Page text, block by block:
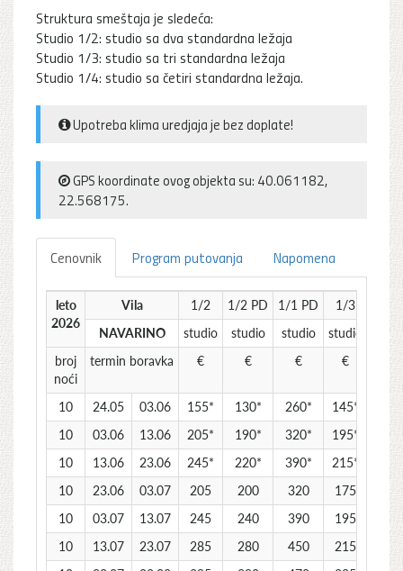
Struktura smeštaja je sledeća:
Studio 1/2: studio sa dva standardna ležaja
Studio 1/3: studio sa tri standardna ležaja
Studio 1/4: studio sa četiri standardna ležaja.
Upotreba klima uredjaja je bez doplate!
GPS koordinate ovog objekta su: 40.061182,
22.568175.
Cenovnik Program putovanja Napomena
leto
2026
Vila 1/2 1/2 PD 1/1 PD 1/3
1/3
NAVARINO
studio studio studio studio
broj
noći
termin boravka € € € € €
10 24.05 03.06 155* 130* 260* 145*
10
03.06 13.06 205* 190* 320* 195*
10
13.06 23.06 245* 220* 390* 215*
10
23.06 03.07 205 200 320 175
10
03.07 13.07 245 240 390 195
10
13.07 23.07 285 280 450 215